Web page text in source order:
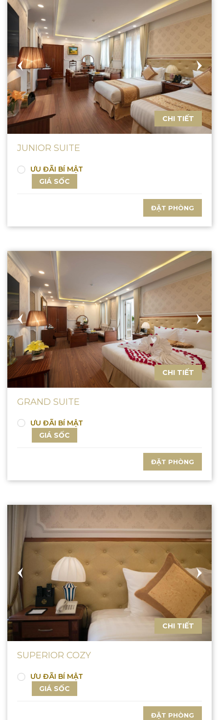
CHI TIẾT
JUNIOR SUITE
ƯU ĐÃI BÍ MẬT
GIÁ SỐC
ĐẶT PHÒNG
CHI TIẾT
GRAND SUITE
ƯU ĐÃI BÍ MẬT
GIÁ SỐC
ĐẶT PHÒNG
CHI TIẾT
SUPERIOR COZY
ƯU ĐÃI BÍ MẬT
GIÁ SỐC
ĐẶT PHÒNG